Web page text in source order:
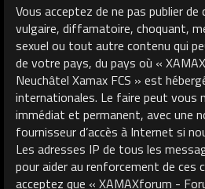
Vous acceptez de ne pas publier
vulgaire, diffamatoire, choquant,
sexuel ou tout autre contenu qui
de votre pays, du pays où «
Neuchâtel Xamax FCS » est
internationales. Le faire peut vous
immédiat et permanent, avec une
fournisseur d’accès à Internet si
Les adresses IP de tous les
pour aider au renforcement de ces
acceptez que « XAMAXforum -